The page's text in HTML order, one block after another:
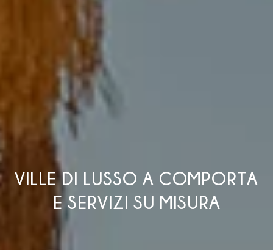
VILLE DI LUSSO A COMPORTA
E SERVIZI SU MISURA